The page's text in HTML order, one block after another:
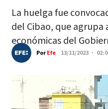
La huelga fue
del Cibao, que agrupa
económicas del
PorEfe 13/11/2023 ·